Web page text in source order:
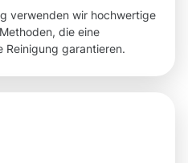
verwenden wir hochwertige
die eine
garantieren.